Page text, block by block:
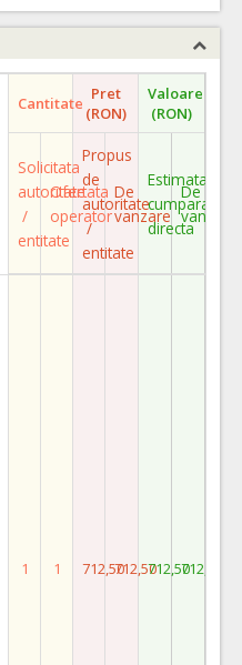
Cantitate Pret
(RON)
Valoare
(RON)
Solicitata
autoritate
/
entitate
Ofertata
operator
Propus
de
autoritate
/
entitate
De
vanzare
Estimata
cumparare
directa
De
vanzare
1 1 712,50712,50712,50712,50